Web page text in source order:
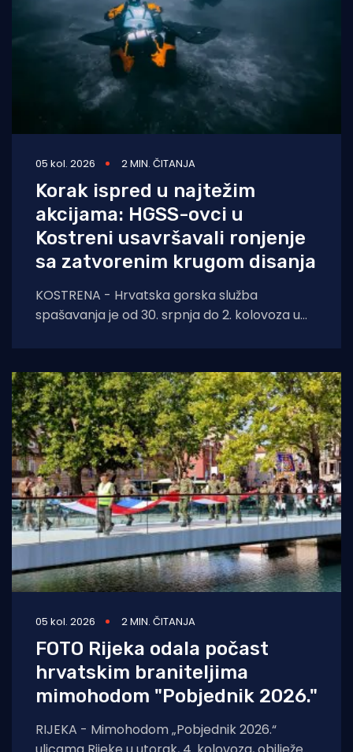
05 kol. 2026 2 MIN. ČITANJA
Korak ispred u najtežim
akcijama: HGSS-ovci u
Kostreni usavršavali ronjenje
sa zatvorenim krugom disanja
KOSTRENA - Hrvatska gorska služba
spašavanja je od 30. srpnja do 2. kolovoza u
05 kol. 2026 2 MIN. ČITANJA
FOTO Rijeka odala počast
hrvatskim braniteljima
mimohodom "Pobjednik 2026."
RIJEKA - Mimohodom „Pobjednik 2026.“